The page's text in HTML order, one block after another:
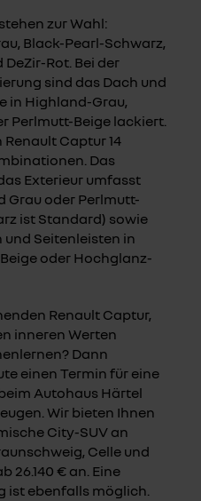
zur Wahl:
Black-Pearl-Schwarz,
Rot. Bei der
sind das Dach und
in Highland-Grau,
Perlmutt-Beige lackiert.
Captur 14
Das
Exterieur umfasst
Grau oder Perlmutt-
ist Standard) sowie
Seitenleisten in
oder Hochglanz-
Renault Captur,
inneren Werten
Dann
einen Termin für eine
Autohaus Härtel
Wir bieten Ihnen
City-SUV an
Celle und
26.140 € an. Eine
ist ebenfalls möglich.